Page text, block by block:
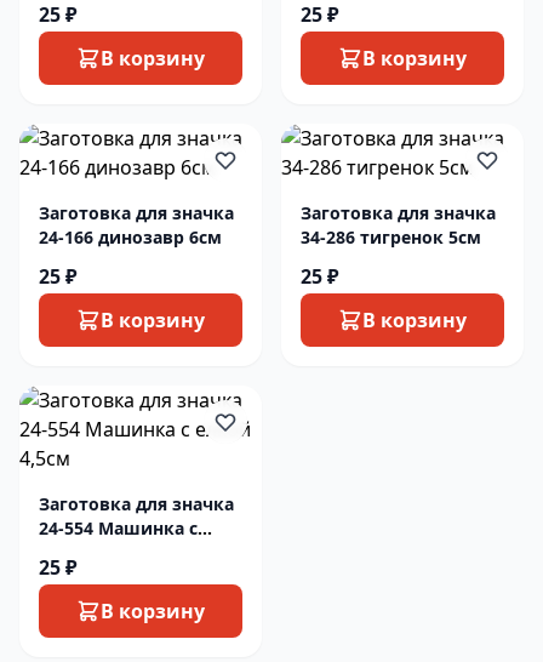
25 ₽
В корзину
25 ₽
В корзину
Заготовка для значка
24-166 динозавр 6см
25 ₽
В корзину
Заготовка для значка
34-286 тигренок 5см
25 ₽
В корзину
Заготовка для значка
24-554 Машинка с
25 ₽
В корзину